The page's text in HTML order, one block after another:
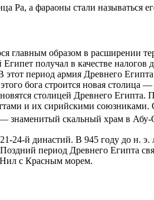
Ра, а фараоны стали называться
главным образом в расширении
получал в качестве
период армия Древнего
бога строится новая столица —
столицей Древнего Египта.
и их сирийскими союзниками.
знаменитый скальный храм в
24-й династий. В 945 году до н. э.
период Древнего Египта
с Красным морем.